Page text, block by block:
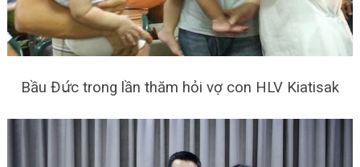
Bầu Đս̛́с trong lần thăm hỏi vợ con HLV Kiatisak